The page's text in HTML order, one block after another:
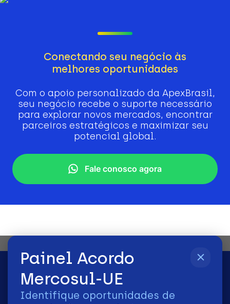
Conectando seu negócio às
melhores oportunidades
Com o apoio personalizado da ApexBrasil,
seu negócio recebe o suporte necessário
para explorar novos mercados, encontrar
parceiros estratégicos e maximizar seu
potencial global.
Fale conosco agora
Painel Acordo
Mercosul-UE
Identifique oportunidades de
2026 | © Todos os Direitos Reservados - ApexBrasil